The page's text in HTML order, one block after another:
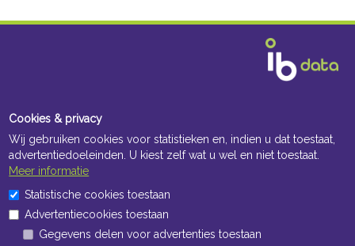
Openingstijden Kantoor
ma t/m vr 8:30 uur tot 17:00 uur
Cookies & privacy
Wij gebruiken cookies voor statistieken en, indien u dat toestaat,
advertentiedoeleinden. U kiest zelf wat u wel en niet toestaat.
Meer informatie
Statistische cookies toestaan
Advertentiecookies toestaan
Gegevens delen voor advertenties toestaan